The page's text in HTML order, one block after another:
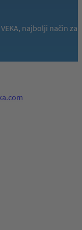
najbolji način za